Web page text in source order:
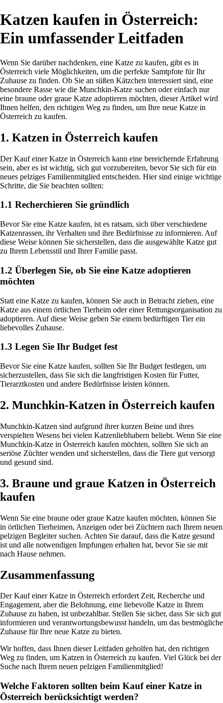
Katzen kaufen in Österreich:
Ein umfassender Leitfaden
Wenn Sie darüber nachdenken, eine Katze zu kaufen, gibt es in
Österreich viele Möglichkeiten, um die perfekte Samtpfote für Ihr
Zuhause zu finden. Ob Sie an süßen Kätzchen interessiert sind, eine
besondere Rasse wie die Munchkin-Katze suchen oder einfach nur
eine braune oder graue Katze adoptieren möchten, dieser Artikel wird
Ihnen helfen, den richtigen Weg zu finden, um Ihre neue Katze in
Österreich zu kaufen.
1. Katzen in Österreich kaufen
Der Kauf einer Katze in Österreich kann eine bereichernde Erfahrung
sein, aber es ist wichtig, sich gut vorzubereiten, bevor Sie sich für ein
neues pelziges Familienmitglied entscheiden. Hier sind einige wichtige
Schritte, die Sie beachten sollten:
1.1 Recherchieren Sie gründlich
Bevor Sie eine Katze kaufen, ist es ratsam, sich über verschiedene
Katzenrassen, ihr Verhalten und ihre Bedürfnisse zu informieren. Auf
diese Weise können Sie sicherstellen, dass die ausgewählte Katze gut
zu Ihrem Lebensstil und Ihrer Familie passt.
1.2 Überlegen Sie, ob Sie eine Katze adoptieren
möchten
Statt eine Katze zu kaufen, können Sie auch in Betracht ziehen, eine
Katze aus einem örtlichen Tierheim oder einer Rettungsorganisation zu
adoptieren. Auf diese Weise geben Sie einem bedürftigen Tier ein
liebevolles Zuhause.
1.3 Legen Sie Ihr Budget fest
Bevor Sie eine Katze kaufen, sollten Sie Ihr Budget festlegen, um
sicherzustellen, dass Sie sich die langfristigen Kosten für Futter,
Tierarztkosten und andere Bedürfnisse leisten können.
2. Munchkin-Katzen in Österreich kaufen
Munchkin-Katzen sind aufgrund ihrer kurzen Beine und ihres
verspielten Wesens bei vielen Katzenliebhabern beliebt. Wenn Sie eine
Munchkin-Katze in Österreich kaufen möchten, sollten Sie sich an
seriöse Züchter wenden und sicherstellen, dass die Tiere gut versorgt
und gesund sind.
3. Braune und graue Katzen in Österreich
kaufen
Wenn Sie eine braune oder graue Katze kaufen möchten, können Sie
in örtlichen Tierheimen, Anzeigen oder bei Züchtern nach Ihrem neuen
pelzigen Begleiter suchen. Achten Sie darauf, dass die Katze gesund
ist und alle notwendigen Impfungen erhalten hat, bevor Sie sie mit
nach Hause nehmen.
Zusammenfassung
Der Kauf einer Katze in Österreich erfordert Zeit, Recherche und
Engagement, aber die Belohnung, eine liebevolle Katze in Ihrem
Zuhause zu haben, ist unbezahlbar. Stellen Sie sicher, dass Sie sich gut
informieren und verantwortungsbewusst handeln, um das bestmögliche
Zuhause für Ihre neue Katze zu bieten.
Wir hoffen, dass Ihnen dieser Leitfaden geholfen hat, den richtigen
Weg zu finden, um Katzen in Österreich zu kaufen. Viel Glück bei der
Suche nach Ihrem neuen pelzigen Familienmitglied!
Welche Faktoren sollten beim Kauf einer Katze in
Österreich berücksichtigt werden?